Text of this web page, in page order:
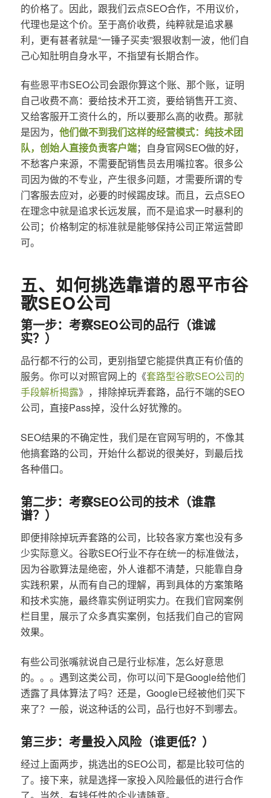
的价格了。因此，跟我们云点SEO合作，不用议价，
代理也是这个价。至于高价收费，纯粹就是追求暴
利，更有甚者就是“一锤子买卖”狠狠收割一波，他们自
己心知肚明自身水平，不指望有长期合作。
有些恩平市SEO公司会跟你算这个账、那个账，证明
自己收费不高：要给技术开工资，要给销售开工资、
又给客服开工资什么的，所以要那么高的收费。那就
是因为， 他们做不到我们这样的经营模式：纯技术团
队，创始人直接负责客户端；自身官网SEO做的好，
不愁客户来源，不需要配销售员去用嘴拉客。很多公
司因为做的不专业，产生很多问题，才需要所谓的专
门客服去应对，必要的时候踢皮球。而且，云点SEO
在理念中就是追求长远发展，而不是追求一时暴利的
公司；价格制定的标准就是能够保持公司正常运营即
可。
五、如何挑选靠谱的恩平市谷
歌SEO公司
第一步：考察SEO公司的品行（谁诚
实？）
品行都不行的公司，更别指望它能提供真正有价值的
服务。你可以对照官网上的《套路型谷歌SEO公司的
手段解析揭露》，排除掉玩弄套路，品行不端的SEO
公司，直接Pass掉，没什么好犹豫的。
SEO结果的不确定性，我们是在官网写明的，不像其
他搞套路的公司，开始什么都说的很美好，到最后找
各种借口。
第二步：考察SEO公司的技术（谁靠
谱？）
即便排除掉玩弄套路的公司，比较各家方案也没有多
少实际意义。谷歌SEO行业不存在统一的标准做法，
因为谷歌算法是绝密，外人谁都不清楚，只能靠自身
实践积累，从而有自己的理解，再到具体的方案策略
和技术实施，最终靠实例证明实力。在我们官网案例
栏目里，展示了众多真实案例，包括我们自己的官网
效果。
有些公司张嘴就说自己是行业标准，怎么好意思
的。。。遇到这类公司，你可以问下是Google给他们
透露了具体算法了吗？还是，Google已经被他们买下
来了？一般，说这种话的公司，品行也好不到哪去。
第三步：考量投入风险（谁更低？）
经过上面两步，挑选出的SEO公司，都是比较可信的
了。接下来，就是选择一家投入风险最低的进行合作